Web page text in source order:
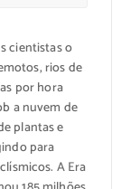
cientistas o
rios de
por hora
a nuvem de
plantas e
para
A Era